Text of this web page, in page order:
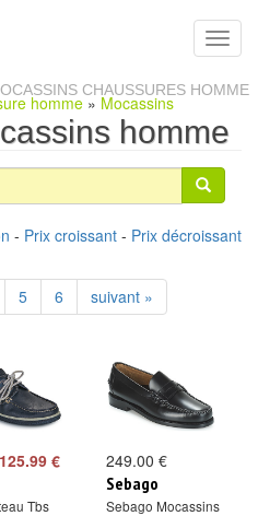
CHAUSSURES HOMME
homme » Mocassins
homme
- Prix croissant - Prix décroissant
5 6 suivant »
€
Tbs
249.00 €
Sebago
Sebago Mocassins